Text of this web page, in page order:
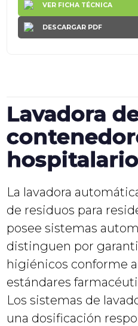
VER FICHA TÉCNICA
DESCARGAR PDF
Lavadora
La lavadora
de residuos para
posee sistemas
distinguen por
higiénicos conforme
estándares
Los sistemas de
una dosificación